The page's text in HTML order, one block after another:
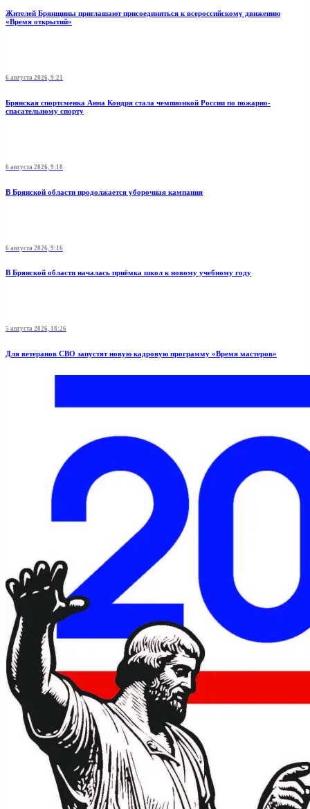
Жителей Брянщины приглашают присоединиться к всероссийскому движению
«Время открытий»
6 августа 2026, 9:21
Брянская спортсменка Анна Кондря стала чемпионкой России по пожарно-
спасательному спорту
6 августа 2026, 9:18
В Брянской области продолжается уборочная кампания
6 августа 2026, 9:16
В Брянской области началась приёмка школ к новому учебному году
5 августа 2026, 18:26
Для ветеранов СВО запустят новую кадровую программу «Время мастеров»